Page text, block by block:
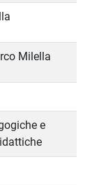
Milella
e